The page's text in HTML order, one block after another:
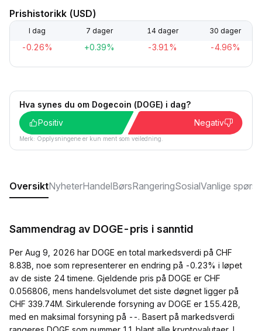
Prishistorikk (USD)
I dag 7 dager 14 dager 30 dager
-0.26% +0.39% -3.91% -4.96%
Hva synes du om Dogecoin (DOGE) i dag?
Positiv
Negativ
Merk: Opplysningene er kun ment som veiledning.
OversiktNyheterHandelBørsRangeringSosialVanlige
Sammendrag av DOGE-pris i sanntid
Per Aug 9, 2026 har DOGE en total markedsverdi på CHF
8.83B, noe som representerer en endring på -0.23% i løpet
av de siste 24 timene. Gjeldende pris på DOGE er CHF
0.056806, mens handelsvolumet det siste døgnet ligger på
CHF 339.74M. Sirkulerende forsyning av DOGE er 155.42B,
med en maksimal forsyning på --. Basert på markedsverdi